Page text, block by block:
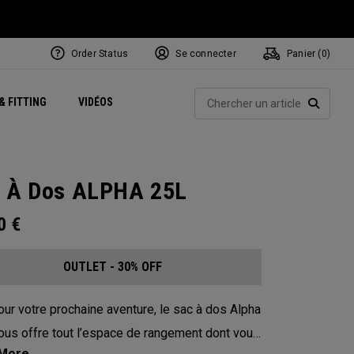
FITTING VIDÉOSExclusive Mavrik Complete Sets
Exclusivités - Balles de Golf
Juillet NEW Headwear
Women's Golf Balls
Exclusivités - Accessoires
Régionaux
Order Status Se connecter Panier ( 0)
À Dos ALPHA 25L
€
OUTLET - 30% OFF
votre prochaine aventure, le sac à dos Alpha
offre tout l’espace de rangement dont vous